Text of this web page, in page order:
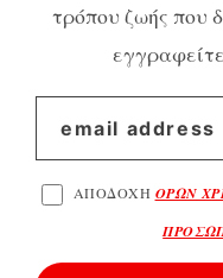
τρόπου ζωής που
ΑΠΟΔΟΧΗ ΟΡΩΝ